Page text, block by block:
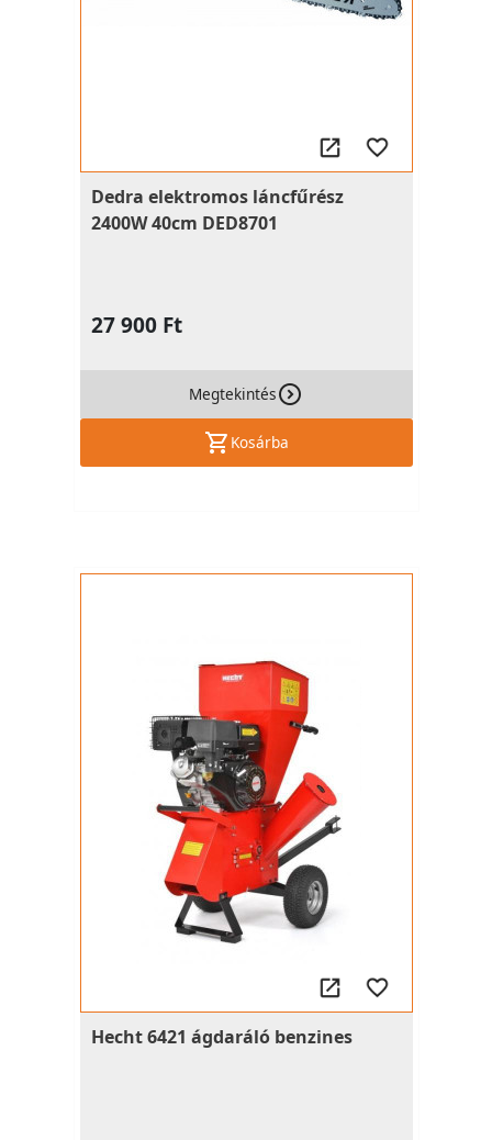
Dedra elektromos láncfűrész
2400W 40cm DED8701
27 900 Ft
Megtekintés
Kosárba
Hecht 6421 ágdaráló benzines